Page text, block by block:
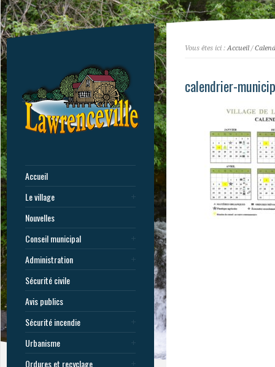
Accueil
Le village
Nouvelles
Conseil municipal
Administration
Sécurité civile
Avis publics
Sécurité incendie
Urbanisme
Ordures et recyclage
Vous êtes ici :Accueil/
calendrier-